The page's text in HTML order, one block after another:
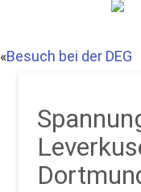
«Besuch bei der DEG